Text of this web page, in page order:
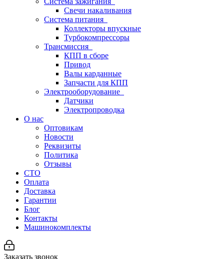
Свечи накаливания
Система питания
Коллекторы впускные
Турбокомпрессоры
Трансмиссия
КПП в сборе
Привод
Валы карданные
Запчасти для КПП
Электрооборудование
Датчики
Электропроводка
О нас
Оптовикам
Новости
Реквизиты
Политика
Отзывы
СТО
Оплата
Доставка
Гарантии
Блог
Контакты
Машинокомплекты
Заказать звонок